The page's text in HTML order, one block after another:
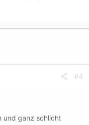
#4
und ganz schlicht